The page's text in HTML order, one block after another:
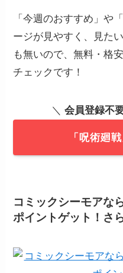
「今週のおすすめ」や
ージが見やすく、見た
も無いので、無料・格
チェックです！
＼ 会員登録不
「呪術廻
コミックシーモアな
ポイントゲット！さ